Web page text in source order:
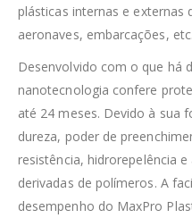
plásticas internas e
aeronaves, embarcações, etc.
Desenvolvido com o que há
nanotecnologia confere
até 24 meses. Devido à sua
dureza, poder de
resistência, hidrorepelência
derivadas de polímeros. A
desempenho do MaxPro